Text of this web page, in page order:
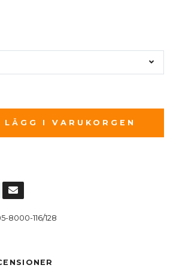
LÄGG I VARUKORGEN
8000-116/128